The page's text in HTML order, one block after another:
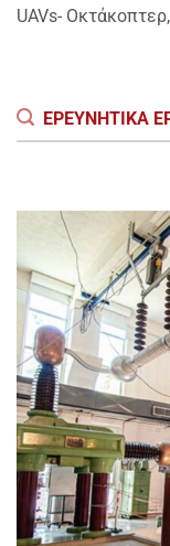
UAVs-
ΕΡΕΥΝΗΤΙΚΆ